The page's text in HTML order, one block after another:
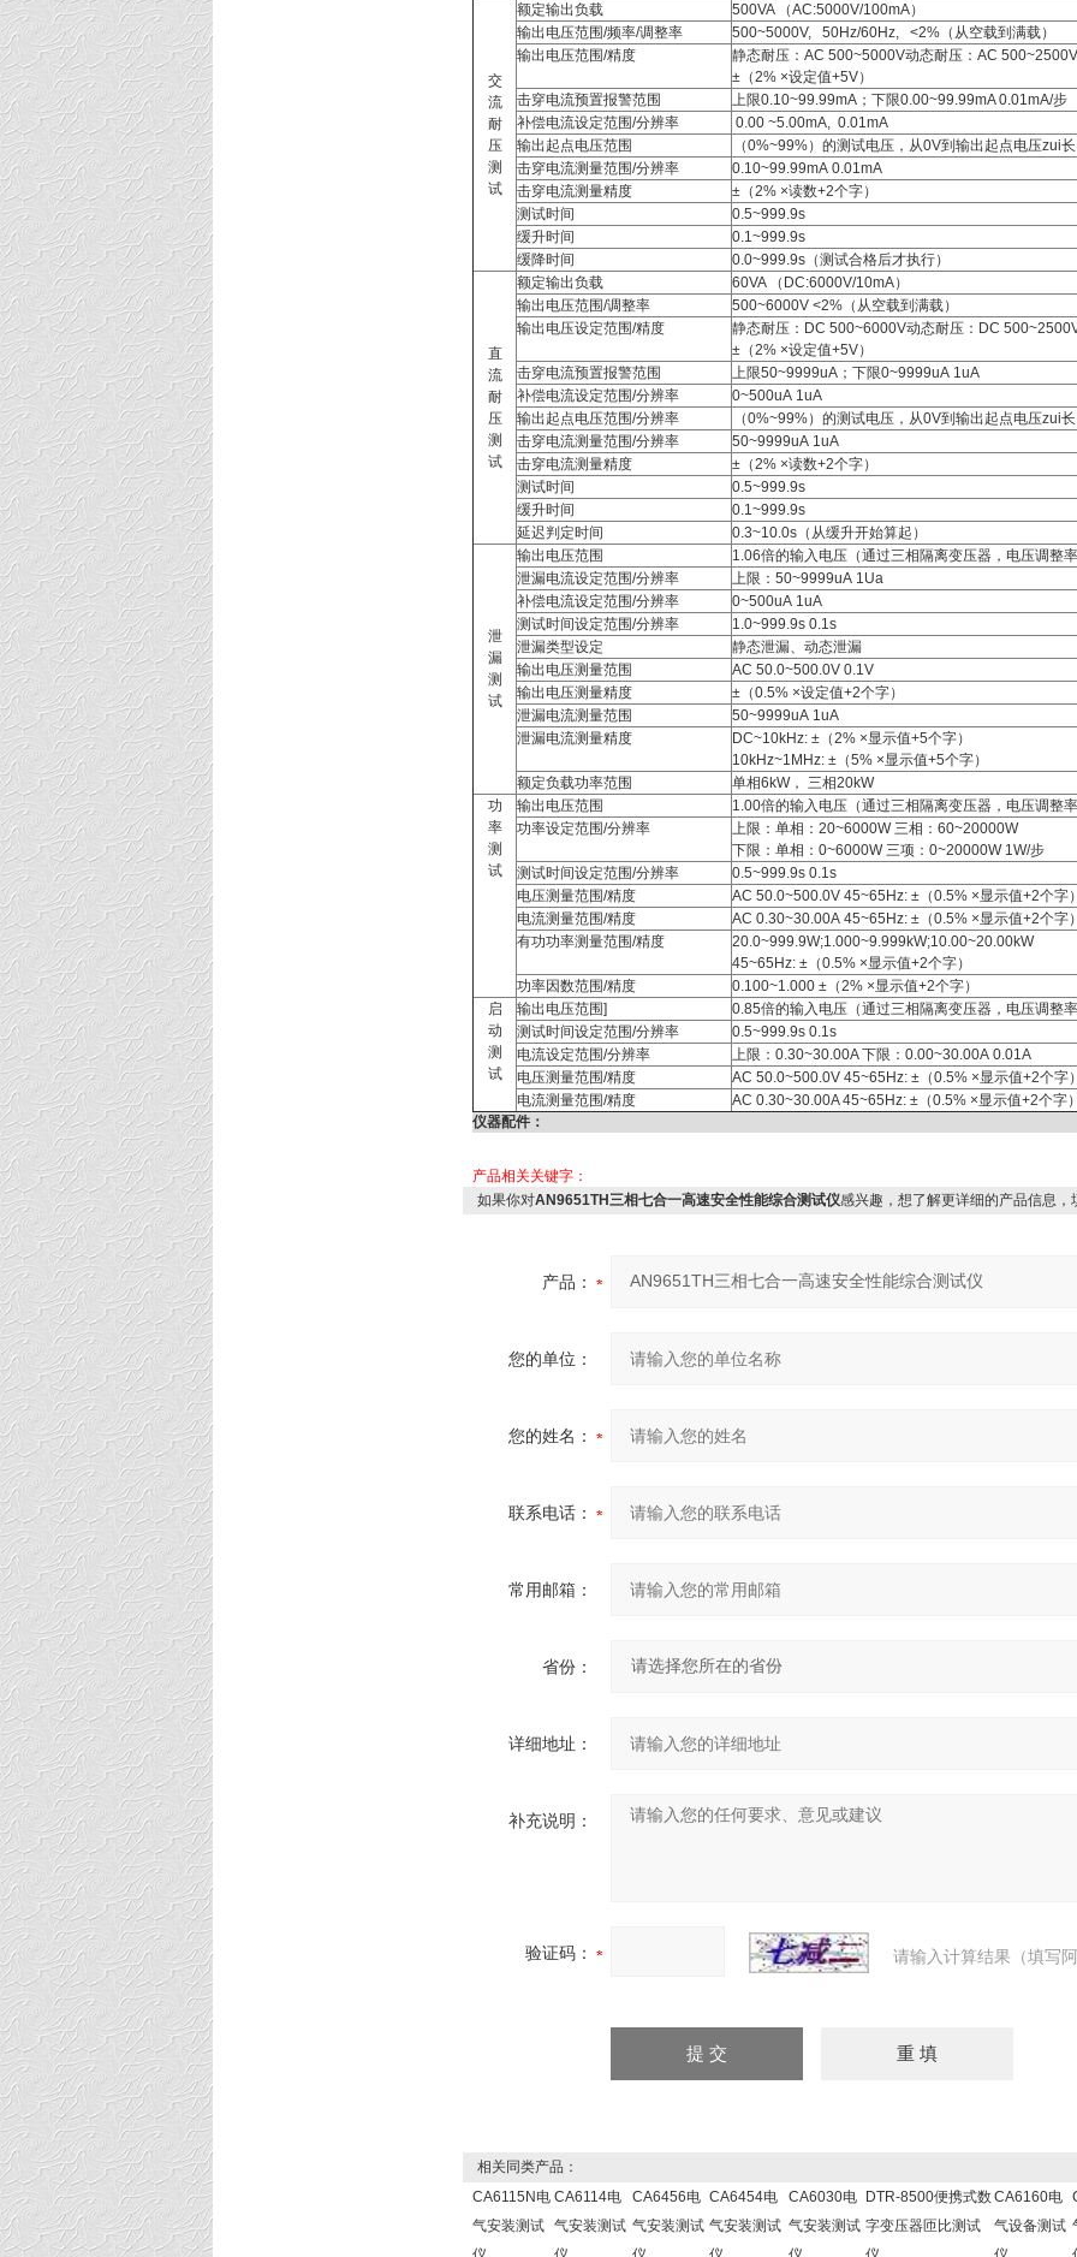
交
流
耐
压
测
试
额定输出负载
500VA （AC:5000V/100mA）
输出电压范围/频率/调整率
500~5000V, 50Hz/60Hz, <2%（从空载到满载）
输出电压范围/精度
静态耐压：AC 500~5000V动态耐压：AC
±（2% ×设定值+5V）
击穿电流预置报警范围
上限0.10~99.99mA；下限0.00~99.99mA 0.01mA/步
补偿电流设定范围/分辨率
0.00 ~5.00mA, 0.01mA
输出起点电压范围
（0%~99%）的测试电压，从0V到输出起点电压zui
击穿电流测量范围/分辨率
0.10~99.99mA 0.01mA
击穿电流测量精度
±（2% ×读数+2个字）
测试时间
0.5~999.9s
缓升时间
0.1~999.9s
缓降时间
0.0~999.9s（测试合格后才执行）
直
流
耐
压
测
试
额定输出负载
60VA （DC:6000V/10mA）
输出电压范围/调整率
500~6000V <2%（从空载到满载）
输出电压设定范围/精度
静态耐压：DC 500~6000V动态耐压：DC
±（2% ×设定值+5V）
击穿电流预置报警范围
上限50~9999uA；下限0~9999uA 1uA
补偿电流设定范围/分辨率
0~500uA 1uA
输出起点电压范围/分辨率
（0%~99%）的测试电压，从0V到输出起点电压zui
击穿电流测量范围/分辨率
50~9999uA 1uA
击穿电流测量精度
±（2% ×读数+2个字）
测试时间
0.5~999.9s
缓升时间
0.1~999.9s
延迟判定时间
0.3~10.0s（从缓升开始算起）
泄
漏
测
试
输出电压范围
1.06倍的输入电压（通过三相隔离变压器，电压调整
泄漏电流设定范围/分辨率
上限：50~9999uA 1Ua
补偿电流设定范围/分辨率
0~500uA 1uA
测试时间设定范围/分辨率
1.0~999.9s 0.1s
泄漏类型设定
静态泄漏、动态泄漏
输出电压测量范围
AC 50.0~500.0V 0.1V
输出电压测量精度
±（0.5% ×设定值+2个字）
泄漏电流测量范围
50~9999uA 1uA
泄漏电流测量精度
DC~10kHz: ±（2% ×显示值+5个字）
10kHz~1MHz: ±（5% ×显示值+5个字）
额定负载功率范围
单相6kW， 三相20kW
功
率
测
试
输出电压范围
1.00倍的输入电压（通过三相隔离变压器，电压调整
功率设定范围/分辨率
上限：单相：20~6000W 三相：60~20000W
下限：单相：0~6000W 三项：0~20000W 1W/步
测试时间设定范围/分辨率
0.5~999.9s 0.1s
电压测量范围/精度
AC 50.0~500.0V 45~65Hz: ±（0.5% ×显示值+2个字
电流测量范围/精度
AC 0.30~30.00A 45~65Hz: ±（0.5% ×显示值+2个字
有功功率测量范围/精度
20.0~999.9W;1.000~9.999kW;10.00~20.00kW
45~65Hz: ±（0.5% ×显示值+2个字）
功率因数范围/精度
0.100~1.000 ±（2% ×显示值+2个字）
启
动
测
试
输出电压范围]
0.85倍的输入电压（通过三相隔离变压器，电压调整
测试时间设定范围/分辨率
0.5~999.9s 0.1s
电流设定范围/分辨率
上限：0.30~30.00A 下限：0.00~30.00A 0.01A
电压测量范围/精度
AC 50.0~500.0V 45~65Hz: ±（0.5% ×显示值+2个字
电流测量范围/精度
AC 0.30~30.00A 45~65Hz: ±（0.5% ×显示值+2个字
仪器配件：
产品相关关键字：
如果你对AN9651TH三相七合一高速安全性能综合测试仪感兴趣，想了解更详细的产品信息
产品：
您的单位：
您的姓名：
联系电话：
常用邮箱：
省份：
详细地址：
补充说明：
验证码： 请输入计算结果（填写
相关同类产品：
CA6115N电
气安装测试
CA6114电
气安装测试
CA6456电
气安装测试
CA6454电
气安装测试
CA6030电
气安装测试
DTR-8500便携式数
字变压器匝比测试
CA6160电
气设备测试